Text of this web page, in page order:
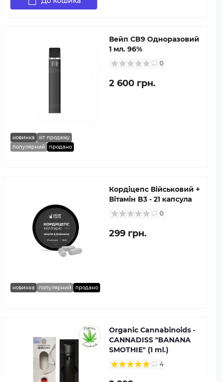
новинка
хіт продажу
популярний
продано
Вейп CB9 Одноразовий
1 мл. 96%
0
2 600 грн.
новинка популярний продано
Кордіцепс Військовий +
Вітамін B3 - 21 капсула
0
299 грн.
Organic Cannabinoids -
CANNADISS "BANANA
SMOTHIE" (1 ml.)
4